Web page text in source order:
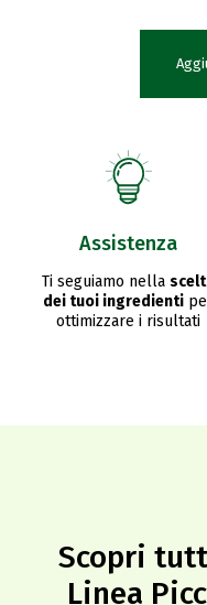
Assistenza
Ti seguiamo nella
dei tuoi ingredienti
ottimizzare i risultati
Scopri
Linea